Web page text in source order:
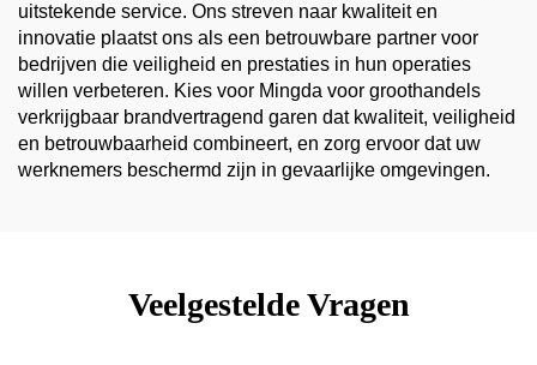
uitstekende service. Ons streven naar kwaliteit en
innovatie plaatst ons als een betrouwbare partner voor
bedrijven die veiligheid en prestaties in hun operaties
willen verbeteren. Kies voor Mingda voor groothandels
verkrijgbaar brandvertragend garen dat kwaliteit, veiligheid
en betrouwbaarheid combineert, en zorg ervoor dat uw
werknemers beschermd zijn in gevaarlijke omgevingen.
Veelgestelde Vragen